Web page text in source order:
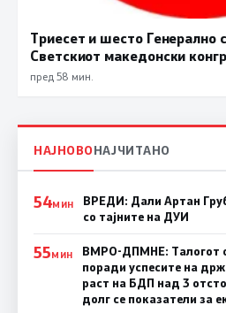
Триесет и шесто Генерално
Светскиот македонски
пред 58 мин.
НАЈНОВОНАЈЧИТАНО
54МИН
ВРЕДИ: Дали Артан
со тајните на ДУИ
55МИН
ВМРО-ДПМНЕ: Талогот
поради успесите на
раст на БДП над 3
долг се показатели за